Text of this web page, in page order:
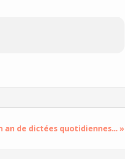
an de dictées quotidiennes... »